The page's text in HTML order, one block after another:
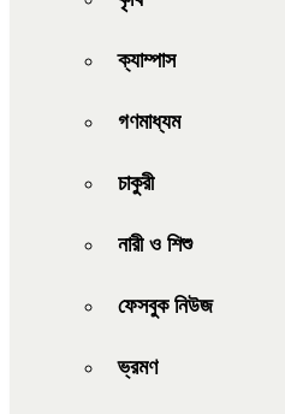
ক্যাম্পাস
গণমাধ্যম
চাকুরী
নারী ও শিশু
ফেসবুক নিউজ
ভ্রমণ